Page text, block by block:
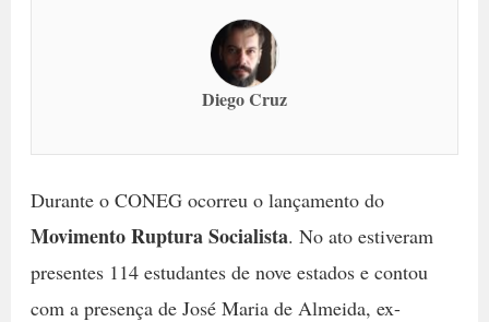
Diego Cruz
Durante o CONEG ocorreu o lançamento do
Movimento Ruptura Socialista. No ato estiveram
presentes 114 estudantes de nove estados e contou
com a presença de José Maria de Almeida, ex-